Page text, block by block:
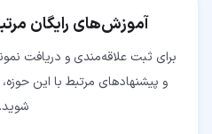
آموزش‌های رایگان
برای ثبت علاقه‌مندی و دریافت
و پیشنهادهای مرتبط با این
شوید.